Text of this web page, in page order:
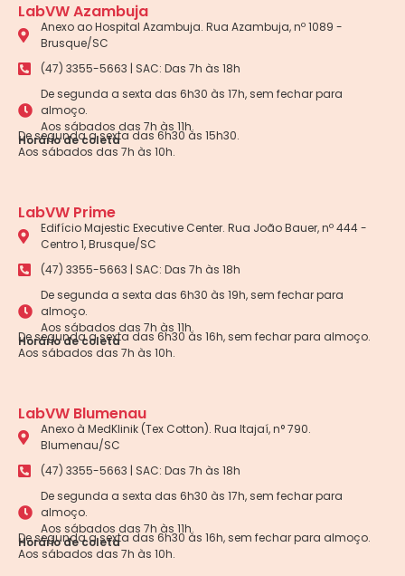
LabVW Azambuja
Anexo ao Hospital Azambuja. Rua Azambuja, nº 1089 -
Brusque/SC
(47) 3355-5663 | SAC: Das 7h às 18h
De segunda a sexta das 6h30 às 17h, sem fechar para
almoço.
Aos sábados das 7h às 11h.
Horário de coleta
De segunda a sexta das 6h30 às 15h30.
Aos sábados das 7h às 10h.
LabVW Prime
Edifício Majestic Executive Center. Rua João Bauer, nº 444 -
Centro 1, Brusque/SC
(47) 3355-5663 | SAC: Das 7h às 18h
De segunda a sexta das 6h30 às 19h, sem fechar para
almoço.
Aos sábados das 7h às 11h.
Horário de coleta
De segunda a sexta das 6h30 às 16h, sem fechar para almoço.
Aos sábados das 7h às 10h.
LabVW Blumenau
Anexo à MedKlinik (Tex Cotton). Rua Itajaí, n° 790.
Blumenau/SC
(47) 3355-5663 | SAC: Das 7h às 18h
De segunda a sexta das 6h30 às 17h, sem fechar para
almoço.
Aos sábados das 7h às 11h.
Horário de coleta
De segunda a sexta das 6h30 às 16h, sem fechar para almoço.
Aos sábados das 7h às 10h.